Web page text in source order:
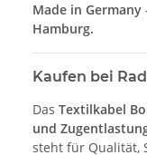
Made in
Hamburg.
Kaufen bei
Das Textilkabel
und
steht für Qualität,